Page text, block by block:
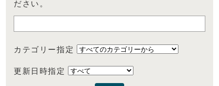
ださい。
カテゴリー指定
更新日時指定